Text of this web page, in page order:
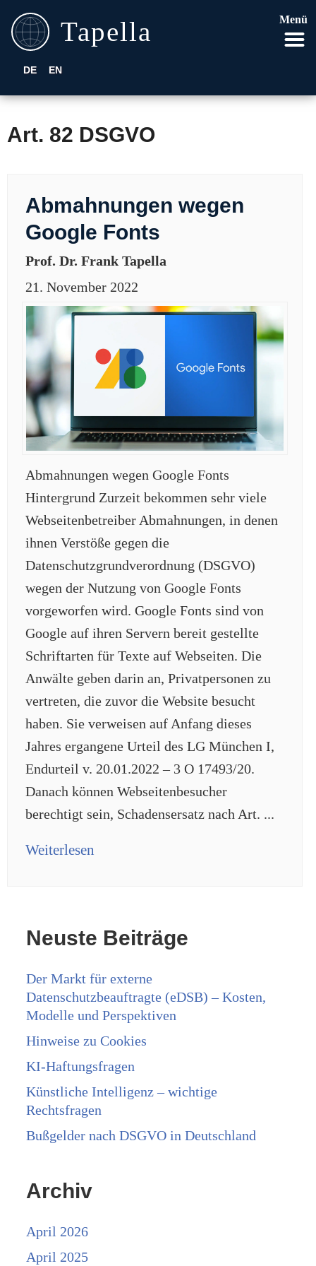
Menü
DE EN
Art. 82 DSGVO
Abmahnungen wegen
Google Fonts
Prof. Dr. Frank Tapella
21. November 2022
Abmahnungen wegen Google Fonts
Hintergrund Zurzeit bekommen sehr viele
Webseitenbetreiber Abmahnungen, in denen
ihnen Verstöße gegen die
Datenschutzgrundverordnung (DSGVO)
wegen der Nutzung von Google Fonts
vorgeworfen wird. Google Fonts sind von
Google auf ihren Servern bereit gestellte
Schriftarten für Texte auf Webseiten. Die
Anwälte geben darin an, Privatpersonen zu
vertreten, die zuvor die Website besucht
haben. Sie verweisen auf Anfang dieses
Jahres ergangene Urteil des LG München I,
Endurteil v. 20.01.2022 – 3 O 17493/20.
Danach können Webseitenbesucher
berechtigt sein, Schadensersatz nach Art. ...
Weiterlesen
Neuste Beiträge
Der Markt für externe
Datenschutzbeauftragte (eDSB) – Kosten,
Modelle und Perspektiven
Hinweise zu Cookies
KI-Haftungsfragen
Künstliche Intelligenz – wichtige
Rechtsfragen
Bußgelder nach DSGVO in Deutschland
Archiv
April 2026
April 2025